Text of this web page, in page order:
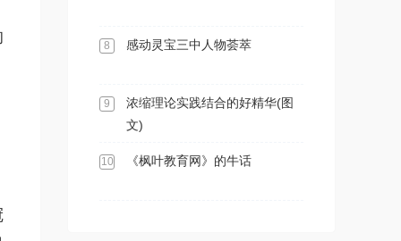
8 感动灵宝三中人物荟萃
9
浓缩理论实践结合的好精华(图
文)
10 《枫叶教育网》的牛话